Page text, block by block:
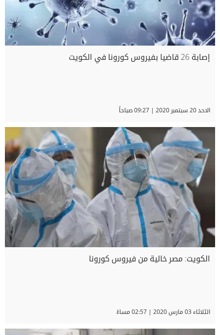
إصابة 26 قاضيا بفيروس كورونا في الكويت
الاحد 20 سبتمبر 2020 | 09:27 صباحاً
الكويت: مصر خالية من فيروس كورونا
الثلاثاء 03 مارس 2020 | 02:57 مساءً